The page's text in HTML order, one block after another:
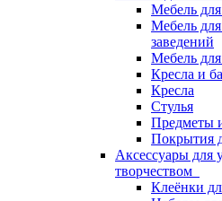
Мебель
Мебель
заведений
Мебель
Кресла и
Кресла
Стулья
Предметы
Покрытия
Аксессуары для
творчеством
Клеёнки